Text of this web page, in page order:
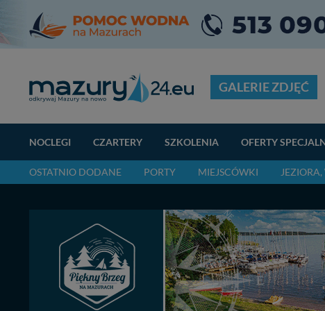
GALERIE ZDJĘĆ
NOCLEGI CZARTERY SZKOLENIA OFERTY
OSTATNIO DODANE PORTY MIEJSCÓWKI